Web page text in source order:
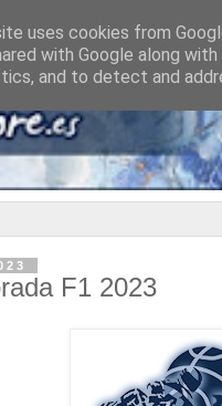
F1 2023
uses cookies from
with Google along
and to detect and